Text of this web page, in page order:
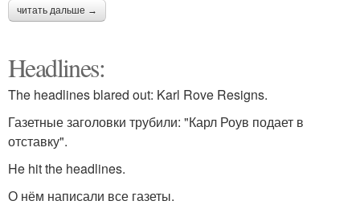
читать дальше →
Headlines:
The headlines blared out: Karl Rove Resigns.
Газетные заголовки трубили: "Карл Роув подает в
отставку".
He hit the headlines.
О нём написали все газеты.